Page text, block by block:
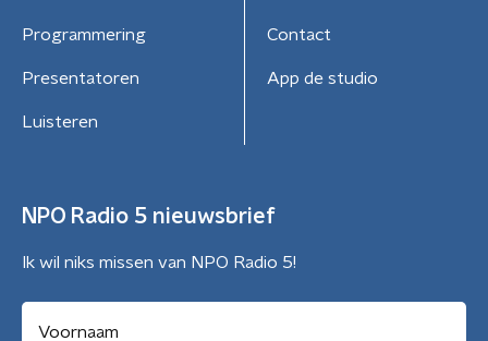
Programmering
Presentatoren
Luisteren
Contact
App de studio
NPO Radio 5 nieuwsbrief
Ik wil niks missen van NPO Radio 5!